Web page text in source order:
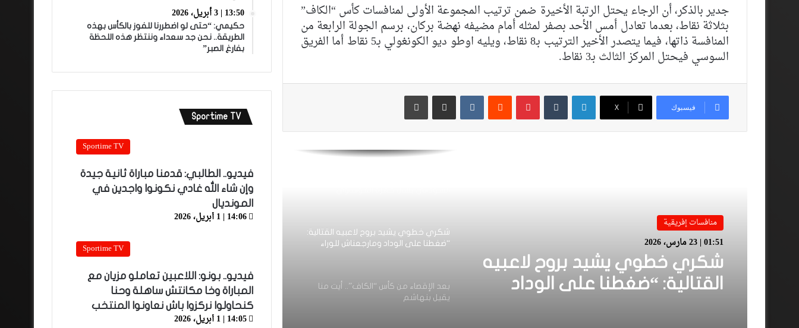
جدير بالذكر، أن الرجاء يحتل الرتبة الأخيرة ضمن ترتيب المجموعة الأولى لمنافسات كأس “الكاف”
بثلاثة نقاط، بعدما تعادل أمس الأحد بصفر لمثله أمام مضيفه نهضة بركان، برسم الجولة الرابعة من
المنافسة ذاتها، فيما يتصدر الأخير الترتيب بـ8 نقاط، ويليه اوطو ديو الكونغولي بـ5 نقاط أما الفريق
السوسي فيحتل المركز الثالث بـ3 نقاط.
فيسبوك ‫X
لينكدإن بينتيريست مشاركة عبر البريد طباعة
منافسات إفريقية
01:51 | 23 مارس، 2026
شكري خطوي يشيد بروح لاعبيه
القتالية: “ضغطنا على الوداد
عصبة أبطال إفريقيا.. نهضة بركان يحسم
التأهل لنصف النهائي ويضرب موعدا مع
الجيش الملكي
النادي
شكري خطوي يشيد بروح لاعبيه القتالية:
“ضغطنا على الوداد ومارجعناش للوراء
بعد الإقصاء من كأس “الكاف”.. أيت منا
يقيل بنهاشم
13:50 | 3 أبريل، 2026
حكيمي: “حتى لو اضطررنا للفوز بالكأس بهذه
الطريقة.. نحن جد سعداء وننتظر هذه اللحظة
بفارغ الصبر”
Sportime TV
Sportime TV
فيديو.. الطالبي: قدمنا مباراة ثانية جيدة
وإن شاء الله غادي نكونوا واجدين في
المونديال
14:06 | 1 أبريل، 2026
Sportime TV
فيديو.. بونو: اللاعبين تعاملو مزيان مع
المباراة وخا مكانتش ساهلة وحنا
كنحاولوا نركزوا باش نعاونوا المنتخب
14:05 | 1 أبريل، 2026